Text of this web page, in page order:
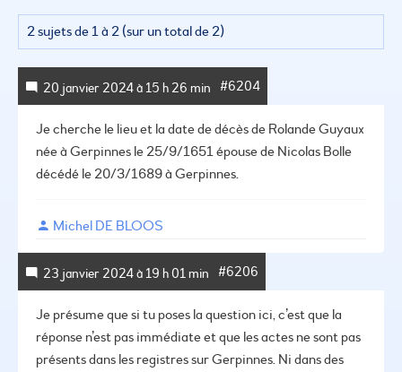
2 sujets de 1 à 2 (sur un total de 2)
20 janvier 2024 à 15 h 26 min #6204
Michel DE BLOOS
Je cherche le lieu et la date de décès de Rolande Guyaux
née à Gerpinnes le 25/9/1651 épouse de Nicolas Bolle
décédé le 20/3/1689 à Gerpinnes.
23 janvier 2024 à 19 h 01 min #6206
Je présume que si tu poses la question ici, c’est que la
réponse n’est pas immédiate et que les actes ne sont pas
présents dans les registres sur Gerpinnes. Ni dans des